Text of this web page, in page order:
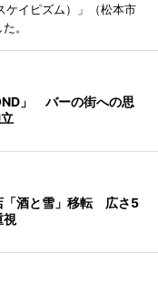
ケイピズム）」（松本市
。
」 バーの街への思
「酒と雪」移転 広さ5
視